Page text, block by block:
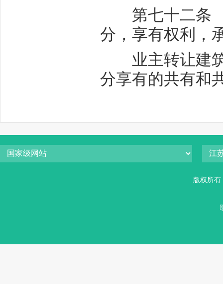
第七十二条
分，享有权利，
业主转让建筑
分享有的共有和
版权所